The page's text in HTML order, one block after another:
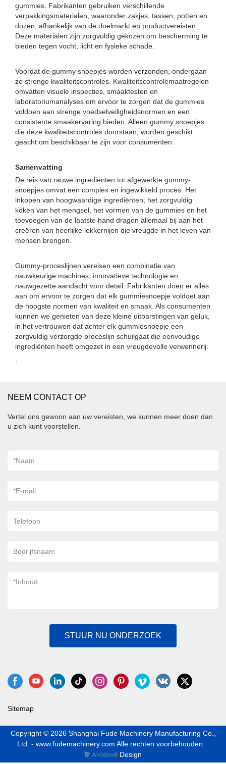
gummies. Fabrikanten gebruiken verschillende
verpakkingsmaterialen, waaronder zakjes, tassen, potten en
dozen, afhankelijk van de doelmarkt en productvereisten.
Deze materialen zijn zorgvuldig gekozen om bescherming te
bieden tegen vocht, licht en fysieke schade.
Voordat de gummy snoepjes worden verzonden, ondergaan
ze strenge kwaliteitscontroles. Kwaliteitscontrolemaatregelen
omvatten visuele inspecties, smaaktesten en
laboratoriumanalyses om ervoor te zorgen dat de gummies
voldoen aan strenge voedselveiligheidsnormen en een
consistente smaakervaring bieden. Alleen gummy snoepjes
die deze kwaliteitscontroles doorstaan, worden geschikt
geacht om beschikbaar te zijn voor consumenten.
Samenvatting
De reis van rauwe ingrediënten tot afgewerkte gummy-
snoepjes omvat een complex en ingewikkeld proces. Het
inkopen van hoogwaardige ingrediënten, het zorgvuldig
koken van het mengsel, het vormen van de gummies en het
toevoegen van de laatste hand dragen allemaal bij aan het
creëren van heerlijke lekkernijen die vreugde in het leven van
mensen brengen.
Gummy-proceslijnen vereisen een combinatie van
nauwkeurige machines, innovatieve technologie en
nauwgezette aandacht voor detail. Fabrikanten doen er alles
aan om ervoor te zorgen dat elk gummiesnoepje voldoet aan
de hoogste normen van kwaliteit en smaak. Als consumenten
kunnen we genieten van deze kleine uitbarstingen van geluk,
in het vertrouwen dat achter elk gummiesnoepje een
zorgvuldig verzorgde proceslijn schuilgaat die eenvoudige
ingrediënten heeft omgezet in een vreugdevolle verwennerij.
NEEM CONTACT OP
Vertel ons gewoon aan uw vereisten, we kunnen meer doen dan
u zich kunt voorstellen.
*Naam
*E-mail
Telefoon
Bedrijfsnaam
*Inhoud
STUUR NU ONDERZOEK
Sitemap
Copyright © 2026 Shanghai Fude Machinery Manufacturing Co.,
Ltd. - www.fudemachinery.com Alle rechten voorbehouden.
Design